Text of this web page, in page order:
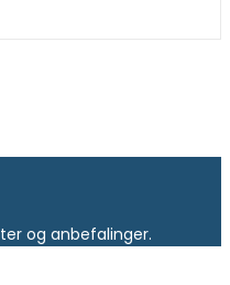
og anbefalinger.